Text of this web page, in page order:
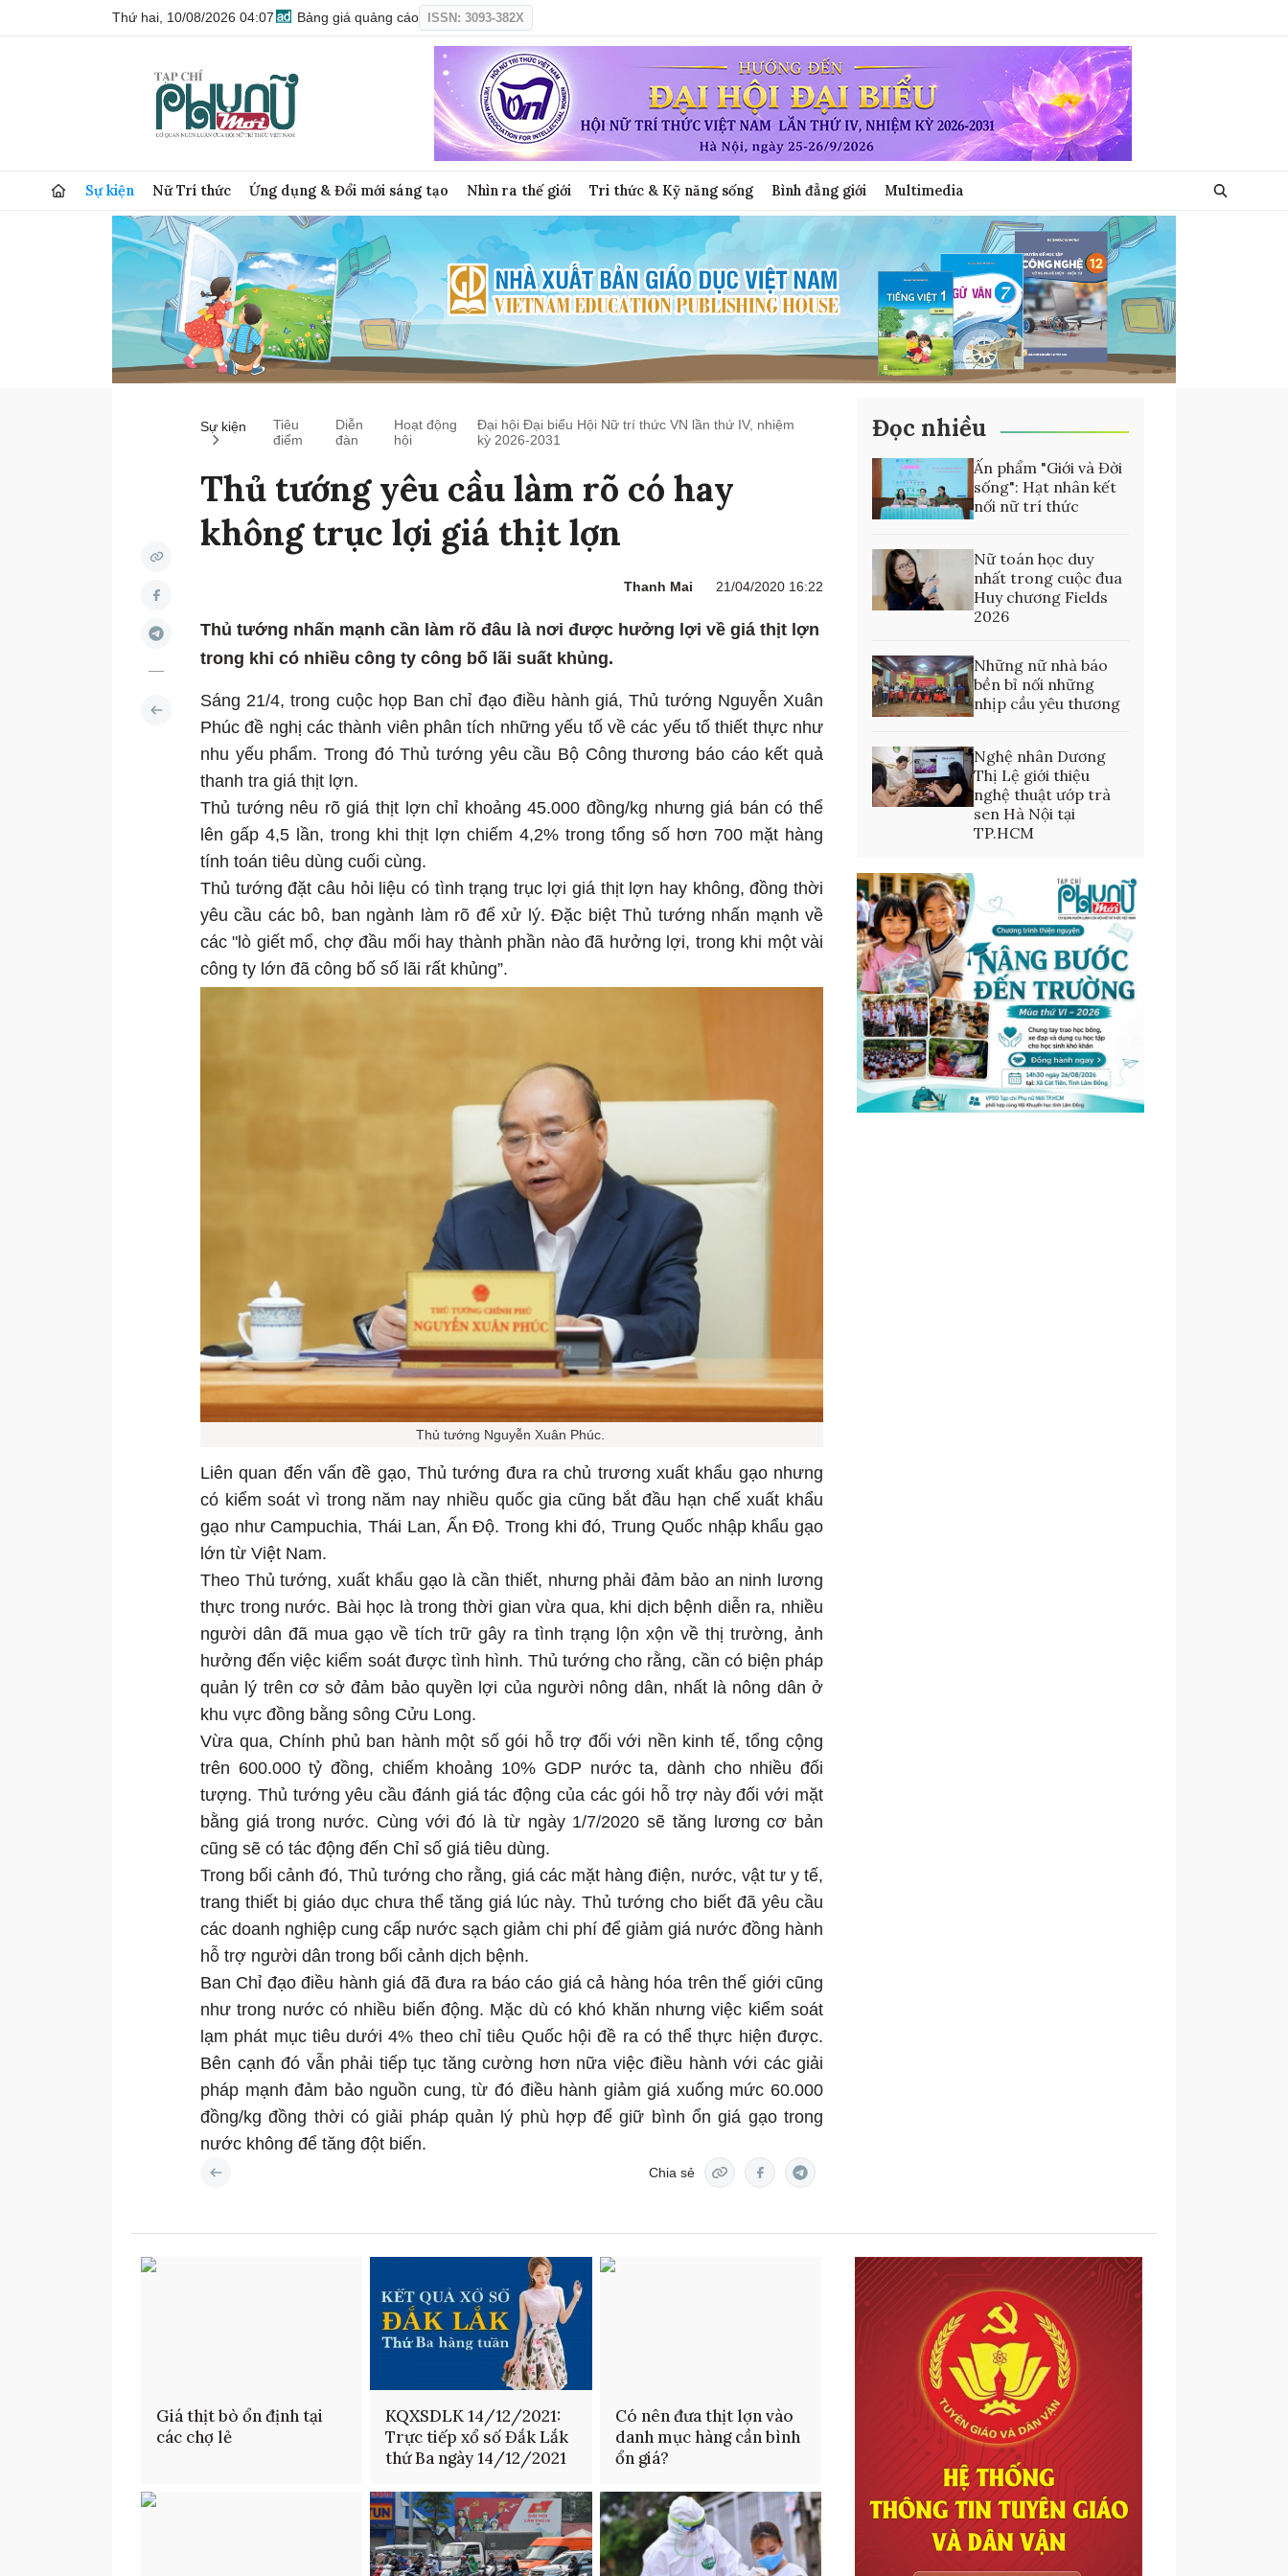
Thứ hai, 10/08/2026 04:07 Bảng giá quảng cáo ISSN: 3093-382X
Sự kiện Nữ Trí thức Ứng dụng & Đổi mới sáng tạo Nhìn ra thế giới Tri thức & Kỹ năng sống Bình đẳng giới Multimedia
Sự kiện
Tiêu
điểm
Diễn
đàn
Hoạt động
hội
Đại hội Đại biểu Hội Nữ trí thức VN lần thứ IV, nhiệm
kỳ 2026-2031
Thủ tướng yêu cầu làm rõ có hay
không trục lợi giá thịt lợn
Thanh Mai 21/04/2020 16:22
Thủ tướng nhấn mạnh cần làm rõ đâu là nơi được hưởng lợi về giá thịt lợn
trong khi có nhiều công ty công bố lãi suất khủng.
Sáng 21/4, trong cuộc họp Ban chỉ đạo điều hành giá, Thủ tướng Nguyễn Xuân
Phúc đề nghị các thành viên phân tích những yếu tố về các yếu tố thiết thực như
nhu yếu phẩm. Trong đó Thủ tướng yêu cầu Bộ Công thương báo cáo kết quả
thanh tra giá thịt lợn.
Thủ tướng nêu rõ giá thịt lợn chỉ khoảng 45.000 đồng/kg nhưng giá bán có thể
lên gấp 4,5 lần, trong khi thịt lợn chiếm 4,2% trong tổng số hơn 700 mặt hàng
tính toán tiêu dùng cuối cùng.
Thủ tướng đặt câu hỏi liệu có tình trạng trục lợi giá thịt lợn hay không, đồng thời
yêu cầu các bô, ban ngành làm rõ để xử lý. Đặc biệt Thủ tướng nhấn mạnh về
các "lò giết mổ, chợ đầu mối hay thành phần nào đã hưởng lợi, trong khi một vài
công ty lớn đã công bố số lãi rất khủng”.
Thủ tướng Nguyễn Xuân Phúc.
Liên quan đến vấn đề gạo, Thủ tướng đưa ra chủ trương xuất khẩu gạo nhưng
có kiểm soát vì trong năm nay nhiều quốc gia cũng bắt đầu hạn chế xuất khẩu
gạo như Campuchia, Thái Lan, Ấn Độ. Trong khi đó, Trung Quốc nhập khẩu gạo
lớn từ Việt Nam.
Theo Thủ tướng, xuất khẩu gạo là cần thiết, nhưng phải đảm bảo an ninh lương
thực trong nước. Bài học là trong thời gian vừa qua, khi dịch bệnh diễn ra, nhiều
người dân đã mua gạo về tích trữ gây ra tình trạng lộn xộn về thị trường, ảnh
hưởng đến việc kiểm soát được tình hình. Thủ tướng cho rằng, cần có biện pháp
quản lý trên cơ sở đảm bảo quyền lợi của người nông dân, nhất là nông dân ở
khu vực đồng bằng sông Cửu Long.
Vừa qua, Chính phủ ban hành một số gói hỗ trợ đối với nền kinh tế, tổng cộng
trên 600.000 tỷ đồng, chiếm khoảng 10% GDP nước ta, dành cho nhiều đối
tượng. Thủ tướng yêu cầu đánh giá tác động của các gói hỗ trợ này đối với mặt
bằng giá trong nước. Cùng với đó là từ ngày 1/7/2020 sẽ tăng lương cơ bản
cũng sẽ có tác động đến Chỉ số giá tiêu dùng.
Trong bối cảnh đó, Thủ tướng cho rằng, giá các mặt hàng điện, nước, vật tư y tế,
trang thiết bị giáo dục chưa thể tăng giá lúc này. Thủ tướng cho biết đã yêu cầu
các doanh nghiệp cung cấp nước sạch giảm chi phí để giảm giá nước đồng hành
hỗ trợ người dân trong bối cảnh dịch bệnh.
Ban Chỉ đạo điều hành giá đã đưa ra báo cáo giá cả hàng hóa trên thế giới cũng
như trong nước có nhiều biến động. Mặc dù có khó khăn nhưng việc kiểm soát
lạm phát mục tiêu dưới 4% theo chỉ tiêu Quốc hội đề ra có thể thực hiện được.
Bên cạnh đó vẫn phải tiếp tục tăng cường hơn nữa việc điều hành với các giải
pháp mạnh đảm bảo nguồn cung, từ đó điều hành giảm giá xuống mức 60.000
đồng/kg đồng thời có giải pháp quản lý phù hợp để giữ bình ổn giá gạo trong
nước không để tăng đột biến.
Chia sẻ
Đọc nhiều
Ấn phẩm "Giới và Đời
sống": Hạt nhân kết
nối nữ trí thức
Nữ toán học duy
nhất trong cuộc đua
Huy chương Fields
2026
Những nữ nhà báo
bền bỉ nối những
nhịp cầu yêu thương
Nghệ nhân Dương
Thị Lệ giới thiệu
nghệ thuật ướp trà
sen Hà Nội tại
TP.HCM
Giá thịt bò ổn định tại
các chợ lẻ
KQXSDLK 14/12/2021:
Trực tiếp xổ số Đắk Lắk
thứ Ba ngày 14/12/2021
Có nên đưa thịt lợn vào
danh mục hàng cần bình
ổn giá?